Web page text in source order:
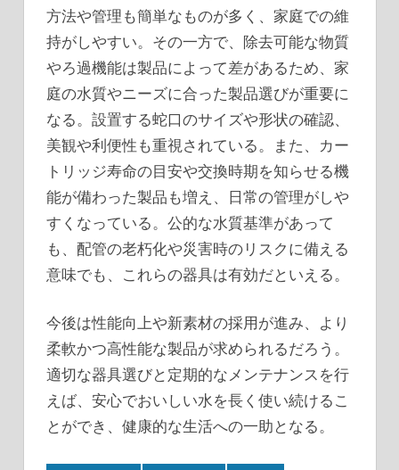
方法や管理も簡単なものが多く、家庭での維
持がしやすい。その一方で、除去可能な物質
やろ過機能は製品によって差があるため、家
庭の水質やニーズに合った製品選びが重要に
なる。設置する蛇口のサイズや形状の確認、
美観や利便性も重視されている。また、カー
トリッジ寿命の目安や交換時期を知らせる機
能が備わった製品も増え、日常の管理がしや
すくなっている。公的な水質基準があって
も、配管の老朽化や災害時のリスクに備える
意味でも、これらの器具は有効だといえる。
今後は性能向上や新素材の採用が進み、より
柔軟かつ高性能な製品が求められるだろう。
適切な器具選びと定期的なメンテナンスを行
えば、安心でおいしい水を長く使い続けるこ
とができ、健康的な生活への一助となる。